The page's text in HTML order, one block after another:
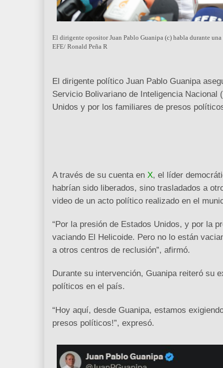
El dirigente opositor Juan Pablo Guanipa (c) habla durante una
EFE/ Ronald Peña R
El dirigente político Juan Pablo Guanipa
Servicio Bolivariano de Inteligencia
Unidos y por los familiares de presos
A través de su cuenta en X, el líder
habrían sido liberados, sino trasladados a
video de un acto político realizado en el
“Por la presión de Estados Unidos, y por la
vaciando El Helicoide. Pero no lo están
a otros centros de reclusión”, afirmó.
Durante su intervención, Guanipa reiteró su
políticos en el país.
“Hoy aquí, desde Guanipa, estamos
presos políticos!”, expresó.